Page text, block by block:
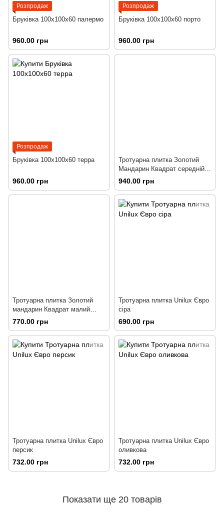
Розпродаж
Бруківка 100х100х60 палермо
960.00 грн
Розпродаж
Бруківка 100х100х60 порто
960.00 грн
Розпродаж
Бруківка 100х100х60 терра
960.00 грн
Тротуарна плитка Золотий
Мандарин Квадрат середній
колор-мікс
940.00 грн
Тротуарна плитка Золотий
мандарин Квадрат малий
100х100 колор-мікс
770.00 грн
Тротуарна плитка Unilux Євро
сіра
690.00 грн
Тротуарна плитка Unilux Євро
персик
732.00 грн
Тротуарна плитка Unilux Євро
оливкова
732.00 грн
Показати ще 20 товарів